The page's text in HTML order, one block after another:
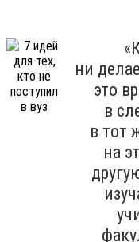
ни
это
в
в тот
на